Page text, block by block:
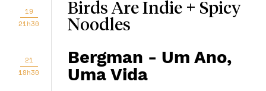
19
21h30
Birds Are Indie + Spicy
Noodles
21
18h30
Bergman - Um Ano,
Uma Vida